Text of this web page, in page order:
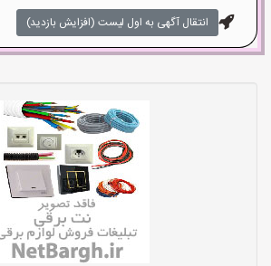
انتقال آگهی به اول لیست (افزایش بازدید)